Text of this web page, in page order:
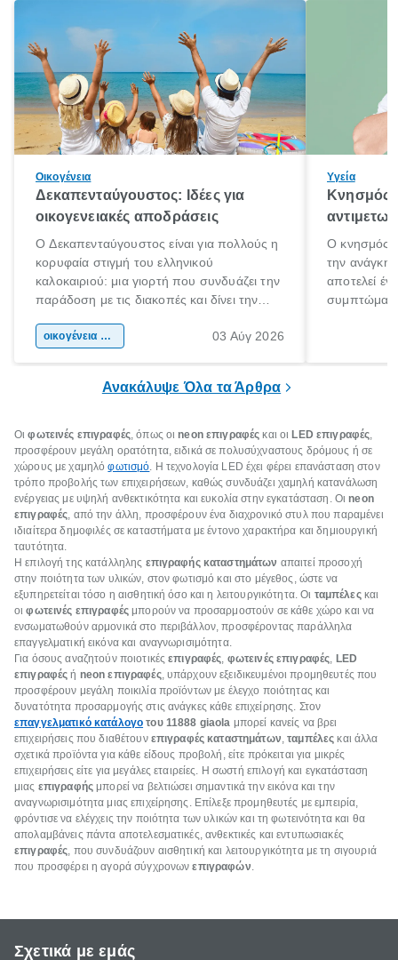
Οικογένεια
Δεκαπενταύγουστος: Ιδέες για
οικογενειακές αποδράσεις
Ο Δεκαπενταύγουστος είναι για πολλούς η
κορυφαία στιγμή του ελληνικού
καλοκαιριού: μια γιορτή που συνδυάζει την
παράδοση με τις διακοπές και δίνει την
χώρας. Είτε πρόκειται για λίγες μέρες
οικογένεια & παιδί 03 Αύγ 2026
Υγεία
Κνησμός:
Ο κνησμός
την ανάγκη
αποτελεί
Ανακάλυψε Όλα τα Άρθρα
Οιφωτεινές επιγραφές, όπως οιneon επιγραφές και οι LED επιγραφές,
προσφέρουν μεγάλη ορατότητα, ειδικά σε πολυσύχναστους δρόμους ή σε
χώρους με χαμηλόφωτισμό. Η τεχνολογία LED έχει φέρει επανάσταση στον
τρόπο προβολής των επιχειρήσεων, καθώς συνδυάζει χαμηλή κατανάλωση
ενέργειας με υψηλή ανθεκτικότητα και ευκολία στην εγκατάσταση. Οιneon
επιγραφές, από την άλλη, προσφέρουν ένα διαχρονικό στυλ που παραμένει
ιδιαίτερα δημοφιλές σε καταστήματα με έντονο χαρακτήρα και δημιουργική
ταυτότητα.
Η επιλογή της κατάλληλης επιγραφής καταστημάτων απαιτεί προσοχή
στην ποιότητα των υλικών, στον φωτισμό και στο μέγεθος, ώστε να
εξυπηρετείται τόσο η αισθητική όσο και η λειτουργικότητα. Οι ταμπέλεςκαι
οιφωτεινές επιγραφέςμπορούν να προσαρμοστούν σε κάθε χώρο και να
ενσωματωθούν αρμονικά στο περιβάλλον, προσφέροντας παράλληλα
επαγγελματική εικόνα και αναγνωρισιμότητα.
Για όσους αναζητούν ποιοτικέςεπιγραφές, φωτεινές επιγραφές, LED
επιγραφές ή neon επιγραφές, υπάρχουν εξειδικευμένοι προμηθευτές που
προσφέρουν μεγάλη ποικιλία προϊόντων με έλεγχο ποιότητας και
δυνατότητα προσαρμογής στις ανάγκες κάθε επιχείρησης. Στον
επαγγελματικό κατάλογο του 11888 giaola μπορεί κανείς να βρει
επιχειρήσεις που διαθέτουν επιγραφές καταστημάτων,ταμπέλες και άλλα
σχετικά προϊόντα για κάθε είδους προβολή, είτε πρόκειται για μικρές
επιχειρήσεις είτε για μεγάλες εταιρείες. Η σωστή επιλογή και εγκατάσταση
μιας επιγραφήςμπορεί να βελτιώσει σημαντικά την εικόνα και την
αναγνωρισιμότητα μιας επιχείρησης. Επίλεξε προμηθευτές με εμπειρία,
φρόντισε να ελέγχεις την ποιότητα των υλικών και τη φωτεινότητα και θα
απολαμβάνεις πάντα αποτελεσματικές, ανθεκτικές και εντυπωσιακές
επιγραφές, που συνδυάζουν αισθητική και λειτουργικότητα με τη σιγουριά
που προσφέρει η αγορά σύγχρονωνεπιγραφών.
Σχετικά με εμάς